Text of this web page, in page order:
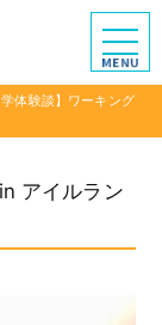
学体験談】ワーキング
アイルラン